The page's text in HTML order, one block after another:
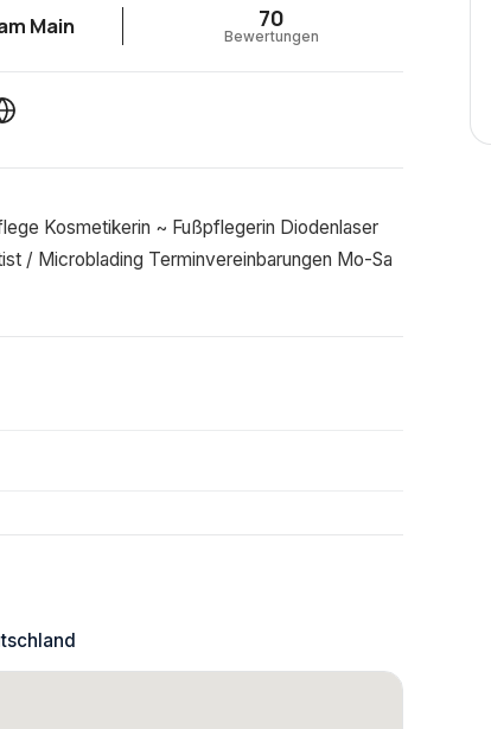
Main 70
Bewertungen
Kosmetikerin ~ Fußpflegerin Diodenlaser
/ Microblading Terminvereinbarungen Mo-Sa